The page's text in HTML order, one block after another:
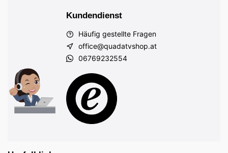
Kundendienst
Häufig gestellte Fragen
office@quadatvshop.at
06769232554